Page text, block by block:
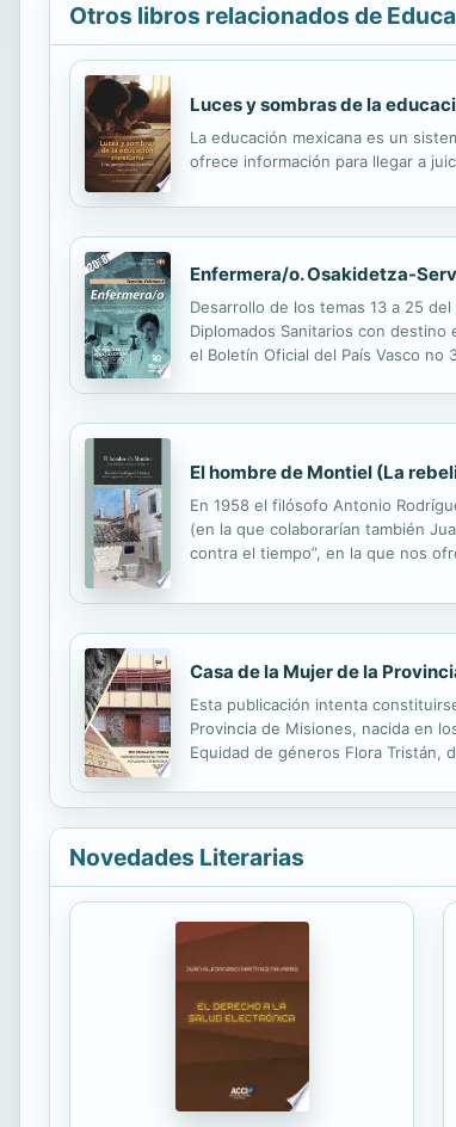
Otros libros relacionados de
Luces y sombras de la
La educación mexicana es un
ofrece información para llegar a
Enfermera/o. Osakidetza-
Desarrollo de los temas 13 a 25
Diplomados Sanitarios con
el Boletín Oficial del País Vasco
El hombre de Montiel (La
En 1958 el filósofo Antonio
(en la que colaborarían también
contra el tiempo”, en la que nos
Casa de la Mujer de la
Esta publicación intenta
Provincia de Misiones, nacida en
Equidad de géneros Flora Tristán,
Novedades Literarias